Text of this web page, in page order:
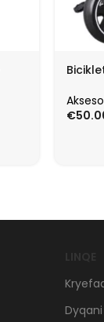
€
Dyqani